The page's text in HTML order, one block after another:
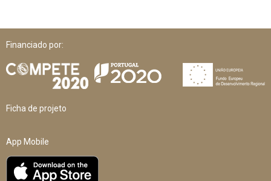
Financiado por:
Ficha de projeto
App Mobile